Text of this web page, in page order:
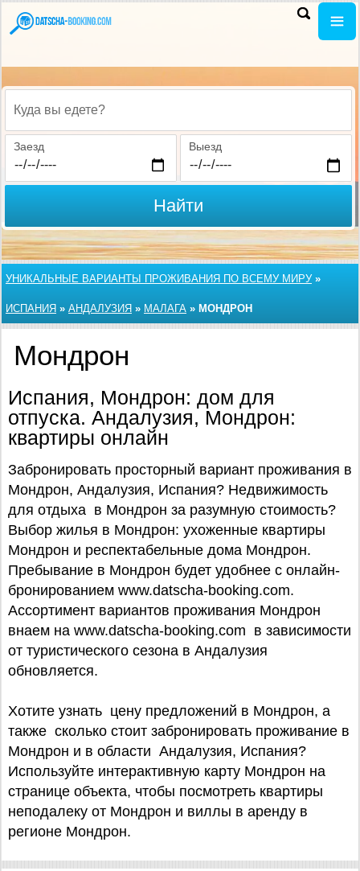
Куда вы едете?
Заезд Выезд
Найти
УНИКАЛЬНЫЕ ВАРИАНТЫ ПРОЖИВАНИЯ ПО ВСЕМУ МИРУ»
ИСПАНИЯ » АНДАЛУЗИЯ » МАЛАГА » МОНДРОН
Мондрон
Испания, Мондрон: дом для
отпуска. Андалузия, Мондрон:
квартиры онлайн
Забронировать просторный вариант проживания в
Мондрон, Андалузия, Испания? Недвижимость
для отдыха в Мондрон за разумную стоимость?
Выбор жилья в Мондрон: ухоженные квартиры
Мондрон и респектабельные дома Мондрон.
Пребывание в Мондрон будет удобнее с онлайн-
бронированием www.datscha-booking.com.
Ассортимент вариантов проживания Мондрон
внаем на www.datscha-booking.com в зависимости
от туристического сезона в Андалузия
обновляется.
Хотите узнать цену предложений в Мондрон, а
также сколько стоит забронировать проживание в
Мондрон и в области Андалузия, Испания?
Используйте интерактивную карту Мондрон на
странице объекта, чтобы посмотреть квартиры
неподалеку от Мондрон и виллы в аренду в
регионе Мондрон.